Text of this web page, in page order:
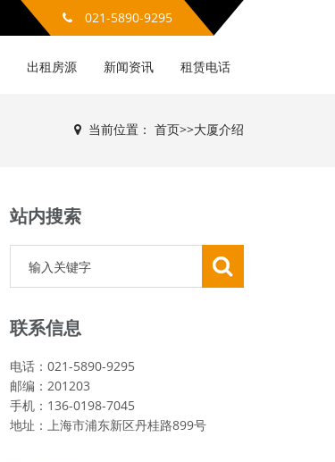
021-5890-9295
出租房源 新闻资讯 租赁电话
当前位置： 首页>>大厦介绍
站内搜索
联系信息
电话：021-5890-9295
邮编：201203
手机：136-0198-7045
地址：上海市浦东新区丹桂路899号